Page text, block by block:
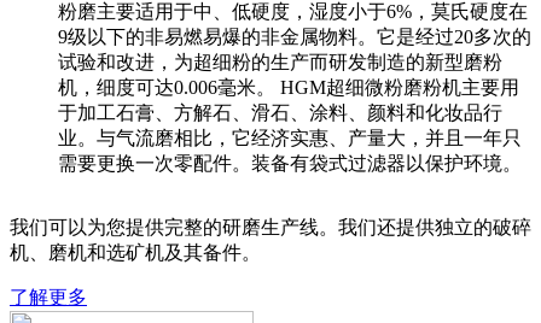
粉磨主要适用于中、低硬度，湿度小于6%，莫氏硬度在
9级以下的非易燃易爆的非金属物料。它是经过20多次的
试验和改进，为超细粉的生产而研发制造的新型磨粉
机，细度可达0.006毫米。 HGM超细微粉磨粉机主要用
于加工石膏、方解石、滑石、涂料、颜料和化妆品行
业。与气流磨相比，它经济实惠、产量大，并且一年只
需要更换一次零配件。装备有袋式过滤器以保护环境。
我们可以为您提供完整的研磨生产线。我们还提供独立的破碎
机、磨机和选矿机及其备件。
了解更多